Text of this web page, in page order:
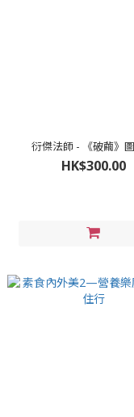
衍傑法師 - 《破繭》
HK$300.00